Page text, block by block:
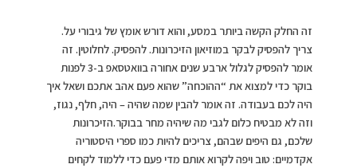
זה החלק הקשה ביותר במסע, והוא דורש אומץ של גיבורי על.
צריך להפסיק לבקר במוזיאון הזיכרונות. להפסיק. לחלוטין. זה
אומר להפסיק לגלול ארבע שנים אחורה בוואטסאפ ב-3 לפנות
בוקר כדי למצוא את “ההוכחה” שהוא פעם אהב אתכם ושאל איך
היה לכם בעבודה. זה אומר להבין שמה שהיה – היה, חלף, נגוז,
וזה לא מבטיח כלום לגבי מה שיהיה מחר בבוקר.הזיכרונות
שלכם, גם היפים שבהם, צריכים להיות כמו ספרי היסטוריה
אקדמיים: טוב ויפה לקרוא אותם מדי פעם כדי ללמוד לקחים